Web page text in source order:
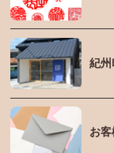
紀州
お